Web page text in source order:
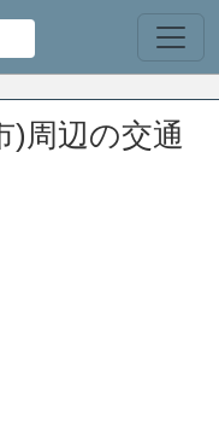
)周辺の交通